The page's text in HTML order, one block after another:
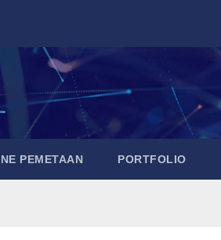
PEMETAAN PORTFOLIO